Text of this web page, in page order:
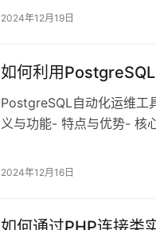
是最新的：sudo apt
2024年12月19日
如何利用
PostgreSQL自动化运维工
义与功能- 特点与优势- 核
File模块4、高级特性与扩
2024年12月16日